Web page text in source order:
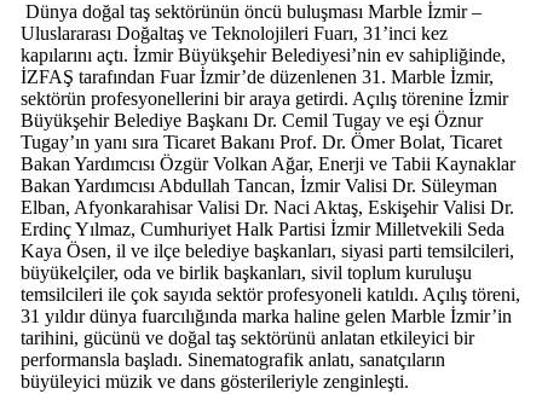
Dünya doğal taş sektörünün öncü buluşması Marble İzmir –
Uluslararası Doğaltaş ve Teknolojileri Fuarı, 31’inci kez
kapılarını açtı. İzmir Büyükşehir Belediyesi’nin ev sahipliğinde,
İZFAŞ tarafından Fuar İzmir’de düzenlenen 31. Marble İzmir,
sektörün profesyonellerini bir araya getirdi. Açılış törenine İzmir
Büyükşehir Belediye Başkanı Dr. Cemil Tugay ve eşi Öznur
Tugay’ın yanı sıra Ticaret Bakanı Prof. Dr. Ömer Bolat, Ticaret
Bakan Yardımcısı Özgür Volkan Ağar, Enerji ve Tabii Kaynaklar
Bakan Yardımcısı Abdullah Tancan, İzmir Valisi Dr. Süleyman
Elban, Afyonkarahisar Valisi Dr. Naci Aktaş, Eskişehir Valisi Dr.
Erdinç Yılmaz, Cumhuriyet Halk Partisi İzmir Milletvekili Seda
Kaya Ösen, il ve ilçe belediye başkanları, siyasi parti temsilcileri,
büyükelçiler, oda ve birlik başkanları, sivil toplum kuruluşu
temsilcileri ile çok sayıda sektör profesyoneli katıldı. Açılış töreni,
31 yıldır dünya fuarcılığında marka haline gelen Marble İzmir’in
tarihini, gücünü ve doğal taş sektörünü anlatan etkileyici bir
performansla başladı. Sinematografik anlatı, sanatçıların
büyüleyici müzik ve dans gösterileriyle zenginleşti.